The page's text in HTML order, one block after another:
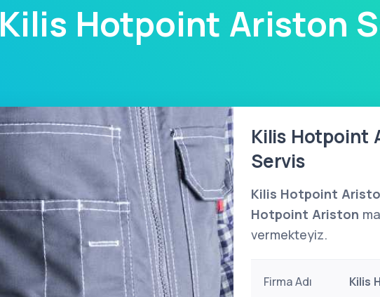
Kilis Hotpoint Ariston
Kilis Hotpoint
Servis
Kilis Hotpoint
Hotpoint Ariston
vermekteyiz.
Firma Adı Kilis